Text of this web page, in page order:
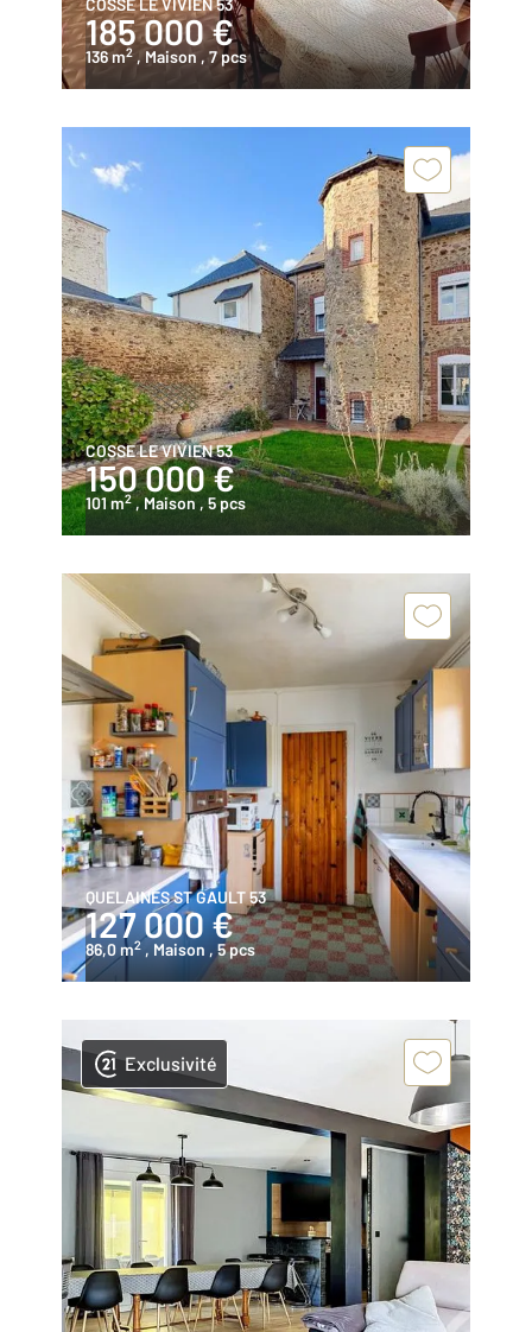
COSSE LE VIVIEN 53
185 000 €
136 m2 , Maison , 7 pcs
COSSE LE VIVIEN 53
150 000 €
101 m2 , Maison , 5 pcs
QUELAINES ST GAULT 53
127 000 €
86,0 m2 , Maison , 5 pcs
Exclusivité